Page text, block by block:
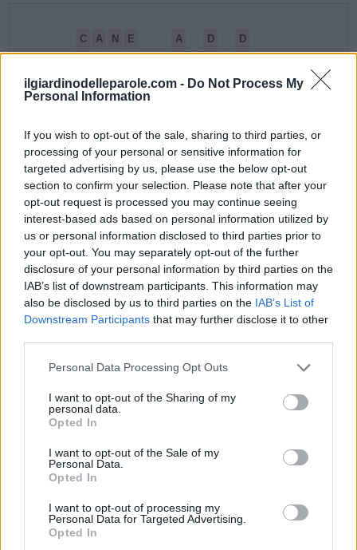
ilgiardinodelleparole.com - Do Not Process My
Personal Information
If you wish to opt-out of the sale, sharing to third parties, or
processing of your personal or sensitive information for
targeted advertising by us, please use the below opt-out
section to confirm your selection. Please note that after your
opt-out request is processed you may continue seeing
interest-based ads based on personal information utilized by
us or personal information disclosed to third parties prior to
your opt-out. You may separately opt-out of the further
disclosure of your personal information by third parties on the
IAB’s list of downstream participants. This information may
also be disclosed by us to third parties on the IAB’s List of
Downstream Participants that may further disclose it to other
Personal Data Processing Opt Outs
I want to opt-out of the Sharing of my
personal data.
Opted In
I want to opt-out of the Sale of my
Personal Data.
Opted In
I want to opt-out of processing my
Personal Data for Targeted Advertising.
Opted In
C A N E A D
D
D
D A N C E A C N
E
C
E D E
N
A
E
D E
N
Z
Z D A N Z
E
A
N
La risposta a questo puzzle è:
A C
E
A N
E
E N
A
A N